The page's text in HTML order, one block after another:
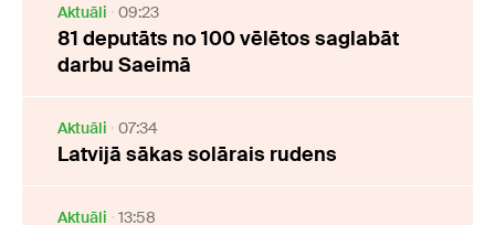
Aktuāli 09:23
81 deputāts no 100 vēlētos saglabāt
darbu Saeimā
Aktuāli 07:34
Latvijā sākas solārais rudens
Aktuāli 13:58